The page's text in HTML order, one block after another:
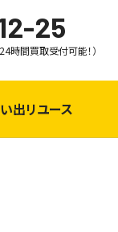
25
時間買取受付可能！）
出リユース